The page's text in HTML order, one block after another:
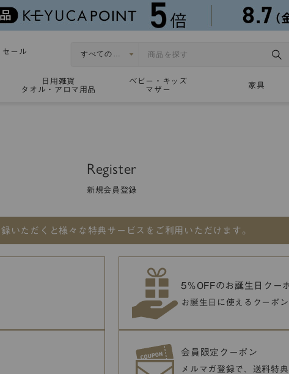
セール
日用雑貨
タオル・アロマ用品
ベビー・キッズ
マザー
家具
Register
新規会員登録
いただくと様々な特典サービスをご利用いただけます。
5％OFFのお誕生日クー
お誕生日に使えるクーポン
会員限定クーポン
メルマガ登録で、送料特典